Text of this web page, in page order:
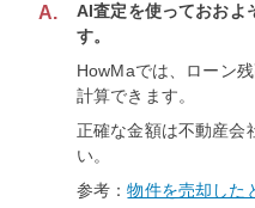
A.
AI査定を使っておおよ
す。
HowMaでは、ローン
計算できます。
正確な金額は不動産会
い。
参考：物件を売却した